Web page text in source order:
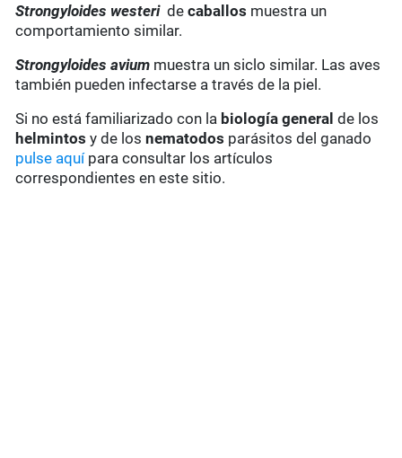
Strongyloides westeri decaballos muestra un
comportamiento similar.
Strongyloides avium muestra un siclo similar. Las aves
también pueden infectarse a través de la piel.
Si no está familiarizado con la biología generalde los
helmintos y de losnematodos parásitos del ganado
pulse aquípara consultar los artículos
correspondientes en este sitio.